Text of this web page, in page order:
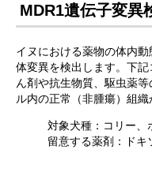
MDR1遺伝子変異
イヌにおける薬物の体内
体変異を検出します。下
ん剤や抗生物質、駆虫薬
ル内の正常（非腫瘍）組
対象犬種：コリー、
留意する薬剤：ド